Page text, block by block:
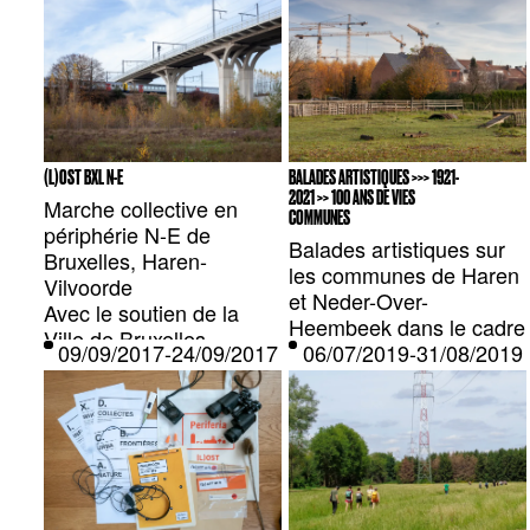
(L)OST BXL N-E
Marche collective en
périphérie N-E de
Bruxelles, Haren-
Vilvoorde
Avec le soutien de la
Ville de Bruxelles –
Urbanisme et Patrimoine
BALADES ARTISTIQUES >>> 1921-
2021 >> 100 ANS DE VIES
COMMUNES
Balades artistiques sur
les communes de Haren
et Neder-Over-
Heembeek dans le cadre
de l’événement “1921-
2021:100 ANS DE VIES
«COMMUNES»”
09/09/2017-24/09/2017 — BRUXELLES, BE
06/07/2019-31/08/